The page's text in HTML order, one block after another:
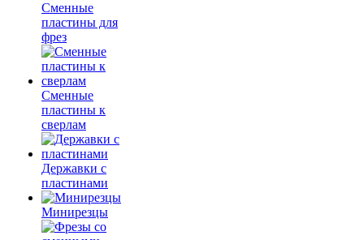
Сменные
пластины для
фрез
Сменные
пластины к
сверлам
Державки с
пластинами
Минирезцы